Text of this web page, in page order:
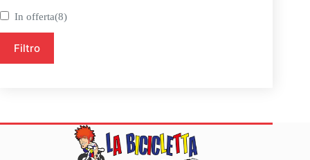
In offerta(8)
Filtro